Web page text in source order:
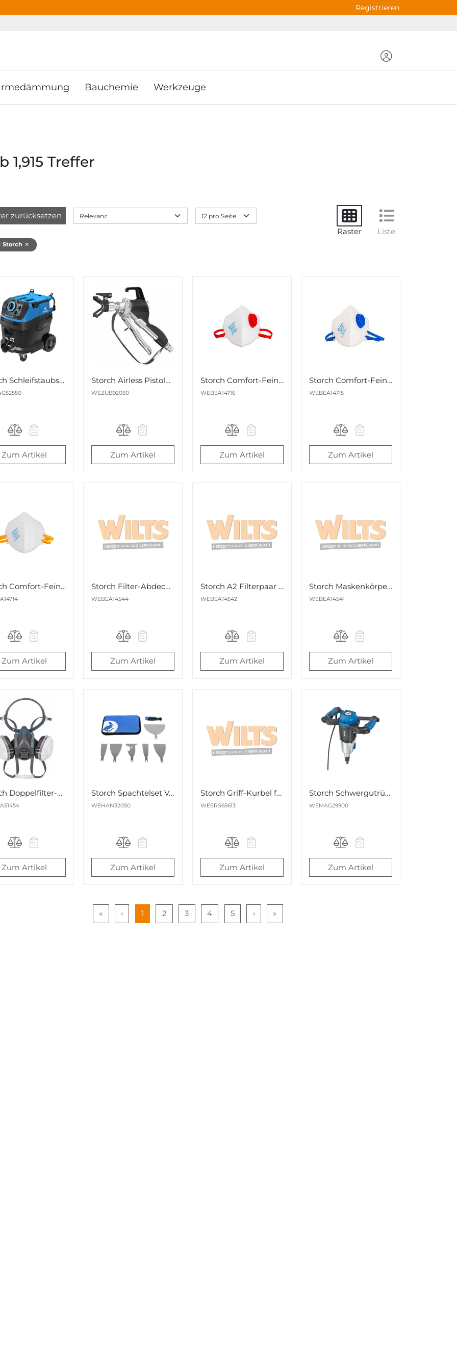
Registrieren
Bauchemie Werkzeuge
1,915 Treffer
zurücksetzen
Raster
Liste
Storch ✕
Storch Schleifstaubsauger VacTec 30 M Nr. 652550
Zum Artikel
Storch Airless Pistole SLS inkl. Wendedüse SL 535 Nr. 692030
WEZUB92030
Zum Artikel
Storch Comfort-Feinstaubfaltmaske FFP3 mit Ventil Nr. 514716
WEBEA14716
Zum Artikel
Storch Comfort-Feinstaubfaltmaske FFP2 mit Ventil Nr.514715
WEBEA14715
Zum Artikel
Storch Comfort-Feinstaubfaltmaske FFP1 Nr. 514714
Zum Artikel
Storch Filter-Abdeckkappen für Doppelfilter-Atemschutzmaske A2P2 Nr.514544
WEBEA14544
Zum Artikel
Storch A2 Filterpaar für Doppelfilter-Atemschutzmaske A2P2 Nr. 514542
WEBEA14542
Zum Artikel
Storch Maskenkörper für Doppelfilter-Atemschutzmaske A2P2 Nr. 514541
WEBEA14541
Zum Artikel
Storch Doppelfilter-Atemschutzmaske A2P2 mit Filtern und Box Nr. 514540
Zum Artikel
Storch Spachtelset Vario Nr. 320500
WEHAN32050
Zum Artikel
Storch Griff-Kurbel für Power HDR 160 Pro Nr. 656136
WEERS65613
Zum Artikel
Storch Schwergutrührer QuickMixx 1600 Nr. 629900
WEMAG29900
Zum Artikel
« ‹ 1 2 3 4 5 › »